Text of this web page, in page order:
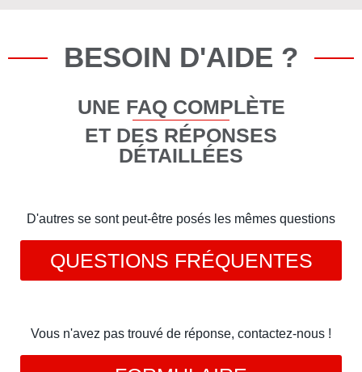
BESOIN D'AIDE ?
UNE FAQ COMPLÈTE
ET DES RÉPONSES
DÉTAILLÉES
D'autres se sont peut-être posés les mêmes questions
QUESTIONS FRÉQUENTES
Vous n'avez pas trouvé de réponse, contactez-nous !